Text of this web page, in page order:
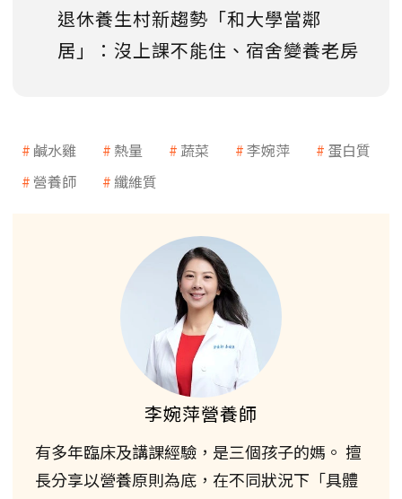
退休養生村新趨勢「和大學當鄰
居」：沒上課不能住、宿舍變養老房
鹹水雞 熱量 蔬菜 李婉萍
蛋白質
營養師
纖維質
李婉萍營養師
有多年臨床及講課經驗，是三個孩子的媽。 擅
長分享以營養原則為底，在不同狀況下「具體